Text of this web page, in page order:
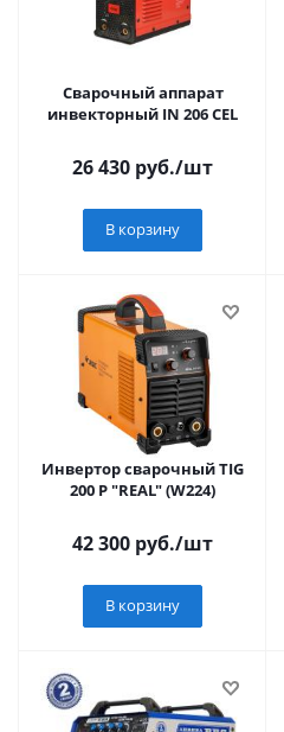
Сварочный аппарат
инвекторный IN 206 CEL
26 430 руб./шт
В корзину
Инвертор сварочный TIG
200 P "REAL" (W224)
42 300 руб./шт
В корзину